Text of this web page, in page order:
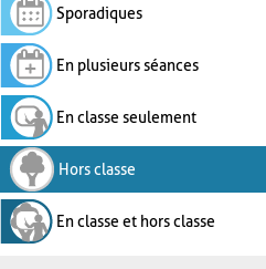
Sporadiques
En plusieurs séances
En classe seulement
Hors classe
En classe et hors classe